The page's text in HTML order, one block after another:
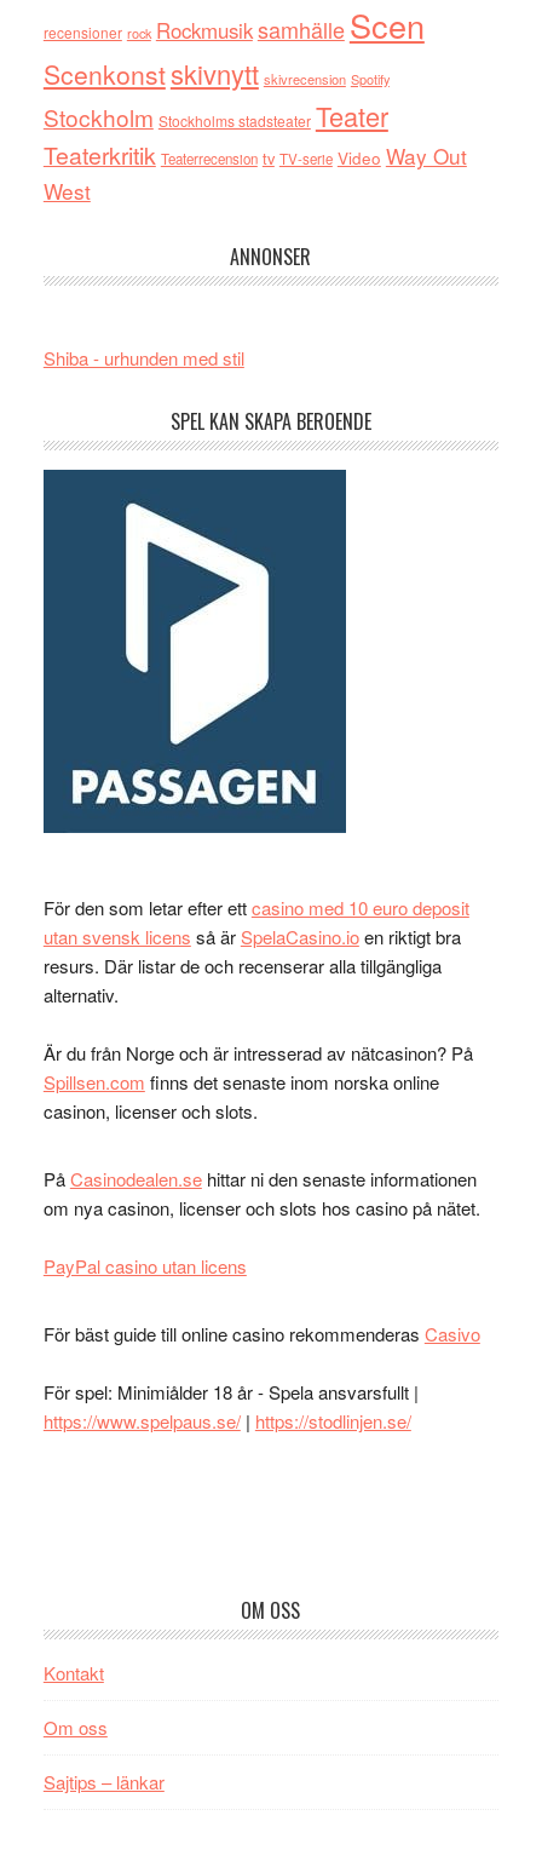
recensioner rock RockmusiksamhälleScen
Scenkonstskivnytt skivrecension Spotify
Stockholm Stockholms stadsteater Teater
Teaterkritik Teaterrecension tv TV-serie Video Way Out
West
ANNONSER
Shiba - urhunden med stil
SPEL KAN SKAPA BEROENDE
För den som letar efter ettcasino med 10 euro deposit
utan svensk licens så ärSpelaCasino.ioen riktigt bra
resurs. Där listar de och recenserar alla tillgängliga
alternativ.
Är du från Norge och är intresserad av nätcasinon? På
Spillsen.com finns det senaste inom norska online
casinon, licenser och slots.
PåCasinodealen.sehittar ni den senaste informationen
om nya casinon, licenser och slots hos casino på nätet.
PayPal casino utan licens
För bäst guide till online casino rekommenderas Casivo
För spel: Minimiålder 18 år - Spela ansvarsfullt |
https://www.spelpaus.se/| https://stodlinjen.se/
OM OSS
Kontakt
Om oss
Sajtips – länkar